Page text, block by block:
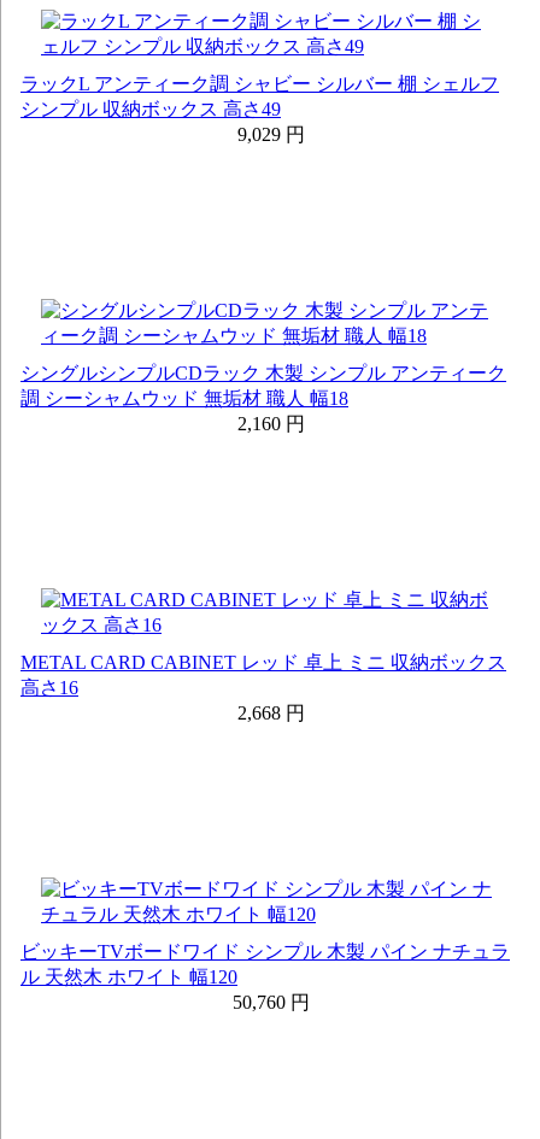
ラックL アンティーク調 シャビー シルバー 棚 シェルフ
シンプル 収納ボックス 高さ49
9,029 円
シングルシンプルCDラック 木製 シンプル アンティーク
調 シーシャムウッド 無垢材 職人 幅18
2,160 円
METAL CARD CABINET レッド 卓上 ミニ 収納ボックス
高さ16
2,668 円
ビッキーTVボードワイド シンプル 木製 パイン ナチュラ
ル 天然木 ホワイト 幅120
50,760 円